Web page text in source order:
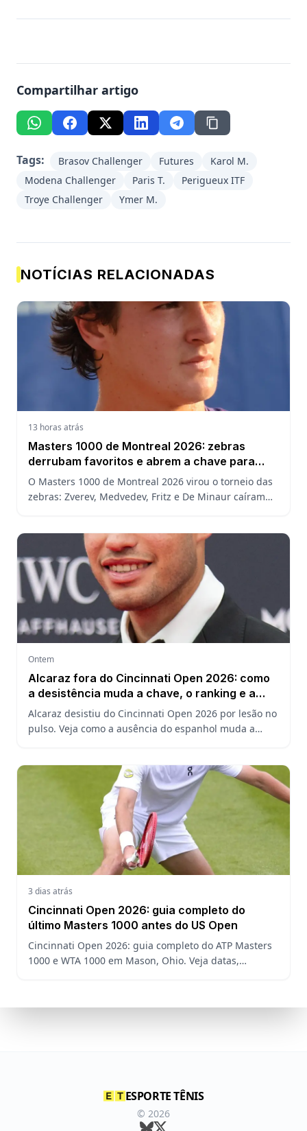
Compartilhar artigo
Tags: Brasov Challenger Futures
Karol M.
Modena Challenger
Paris T.
Perigueux ITF
Troye Challenger
Ymer M.
NOTÍCIAS RELACIONADAS
13 horas atrás
Masters 1000 de Montreal 2026: zebras
derrubam favoritos e abrem a chave para
João Fonseca
O Masters 1000 de Montreal 2026 virou o torneio das
zebras: Zverev, Medvedev, Fritz e De Minaur caíram
Ontem
Alcaraz fora do Cincinnati Open 2026: como
a desistência muda a chave, o ranking e a
defesa do US Open
Alcaraz desistiu do Cincinnati Open 2026 por lesão no
pulso. Veja como a ausência do espanhol muda a
3 dias atrás
Cincinnati Open 2026: guia completo do
último Masters 1000 antes do US Open
Cincinnati Open 2026: guia completo do ATP Masters
1000 e WTA 1000 em Mason, Ohio. Veja datas,
ESPORTE TÊNIS
© 2026